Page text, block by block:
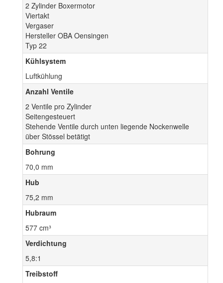
2 Zylinder Boxermotor
Viertakt
Vergaser
Hersteller OBA Oensingen
Typ 22
Kühlsystem
Luftkühlung
Anzahl Ventile
2 Ventile pro Zylinder
Seitengesteuert
Stehende Ventile durch unten liegende Nockenwelle
über Stössel betätigt
Bohrung
70,0 mm
Hub
75,2 mm
Hubraum
577 cm³
Verdichtung
5,8:1
Treibstoff